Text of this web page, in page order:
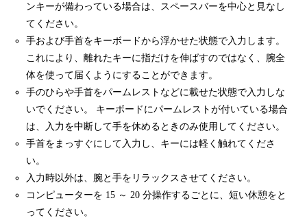
ンキーが備わっている場合は、スペースバーを中心と見なし
てください。
手および手首をキーボードから浮かせた状態で入力します。
これにより、離れたキーに指だけを伸ばすのではなく、腕全
体を使って届くようにすることができます。
手のひらや手首をパームレストなどに載せた状態で入力しな
いでください。 キーボードにパームレストが付いている場合
は、入力を中断して手を休めるときのみ使用してください。
手首をまっすぐにして入力し、キーには軽く触れてくださ
い。
入力時以外は、腕と手をリラックスさせてください。
コンピューターを 15 ～ 20 分操作するごとに、短い休憩をと
ってください。